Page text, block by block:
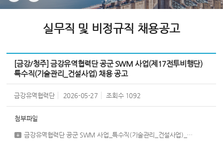
실무직 및 비정규직 채용공고
[금강/청주] 금강유역협력단 공군 SWM 사업(제17전투비행단)
특수직(기술관리_건설사업) 채용 공고
금강유역협력단 2026-05-27 조회수 1092
첨부파일
금강유역협력단 공군 SWM 사업_특수직(기술관리_건설사업)_채용공고문.pdf